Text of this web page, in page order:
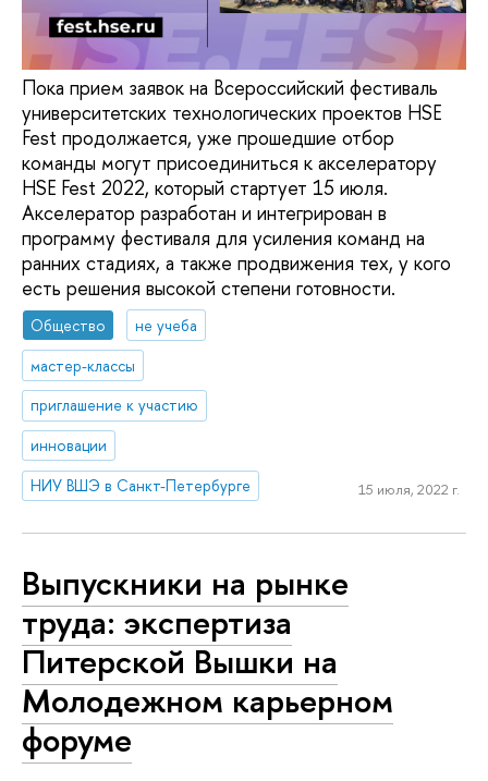
Пока прием заявок на Всероссийский фестиваль
университетских технологических проектов HSE
Fest продолжается, уже прошедшие отбор
команды могут присоединиться к акселератору
HSE Fest 2022, который стартует 15 июля.
Акселератор разработан и интегрирован в
программу фестиваля для усиления команд на
ранних стадиях, а также продвижения тех, у кого
есть решения высокой степени готовности.
Общество
не учеба
мастер-классы
приглашение к участию
инновации
НИУ ВШЭ в Санкт-Петербурге
15 июля, 2022 г.
Выпускники на рынке
труда: экспертиза
Питерской Вышки на
Молодежном карьерном
форуме